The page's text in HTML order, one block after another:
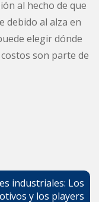
al hecho de que
debido al alza en
elegir dónde
son parte de
industriales: Los
y los players